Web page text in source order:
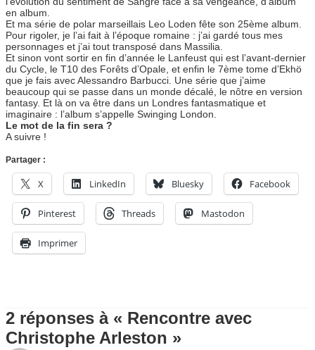
en album.
Et ma série de polar marseillais Leo Loden fête son 25ème album.
Pour rigoler, je l’ai fait à l’époque romaine : j’ai gardé tous mes
personnages et j’ai tout transposé dans Massilia.
Et sinon vont sortir en fin d’année le Lanfeust qui est l’avant-dernier
du Cycle, le T10 des Forêts d’Opale, et enfin le 7ème tome d’Ekhö
que je fais avec Alessandro Barbucci. Une série que j’aime
beaucoup qui se passe dans un monde décalé, le nôtre en version
fantasy. Et là on va être dans un Londres fantasmatique et
imaginaire : l’album s’appelle Swinging London.
Le mot de la fin sera ?
A suivre !
Partager :
X LinkedIn Bluesky Facebook
Pinterest Threads Mastodon
Imprimer
2 réponses à « Rencontre avec
Christophe Arleston »